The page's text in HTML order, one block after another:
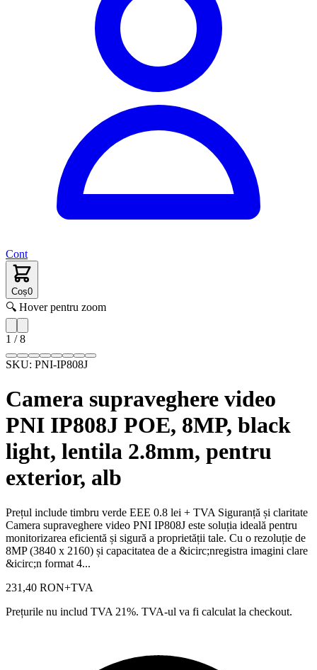
Cont
Coș0
🔍 Hover pentru zoom
1 /8
SKU: PNI-IP808J
Camera supraveghere video
PNI IP808J POE, 8MP, black
light, lentila 2.8mm, pentru
exterior, alb
Prețul include timbru verde EEE 0.8 lei + TVA Siguranță și claritate
Camera supraveghere video PNI IP808J este soluția ideală pentru
monitorizarea eficientă și sigură a proprietății tale. Cu o rezoluție de
8MP (3840 x 2160) și capacitatea de a &icirc;nregistra imagini clare
&icirc;n format 4...
231,40 RON+TVA
Prețurile nu includ TVA 21%. TVA-ul va fi calculat la checkout.